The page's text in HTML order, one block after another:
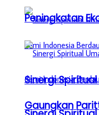
Sinergi
Gaungkan
Peningkatan